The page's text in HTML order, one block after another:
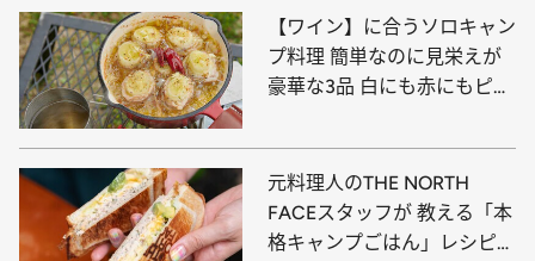
【ワイン】に合うソロキャン
プ料理 簡単なのに見栄えが
豪華な3品 白にも赤にもピッ
元料理人のTHE NORTH
FACEスタッフが 教える「本
格キャンプごはん」レシピ